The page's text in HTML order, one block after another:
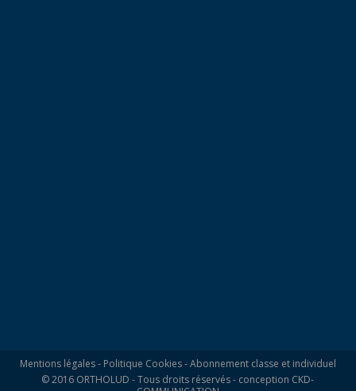
Mentions légales- Politique Cookies-Abonnement classe et individuel
© 2016 ORTHOLUD - Tous droits réservés - conception CKD-